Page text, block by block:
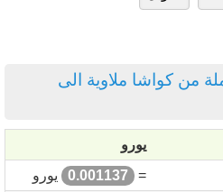
من كواشا ملاوية الى
يورو
=
0.001137
يورو